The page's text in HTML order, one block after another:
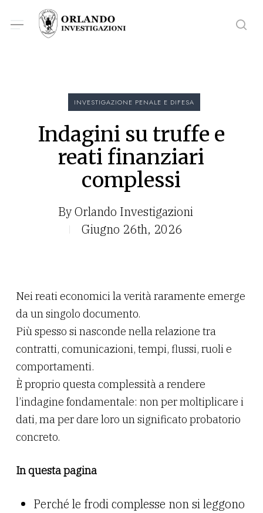
Menu
INVESTIGAZIONE PENALE E DIFESA
Indagini su truffe e
reati finanziari
complessi
ByOrlando Investigazioni
Giugno 26th, 2026
Nei reati economici la verità raramente emerge
da un singolo documento.
Più spesso si nasconde nella relazione tra
contratti, comunicazioni, tempi, flussi, ruoli e
comportamenti.
È proprio questa complessità a rendere
l’indagine fondamentale: non per moltiplicare i
dati, ma per dare loro un significato probatorio
concreto.
In questa pagina
Perché le frodi complesse non si leggono
Menu